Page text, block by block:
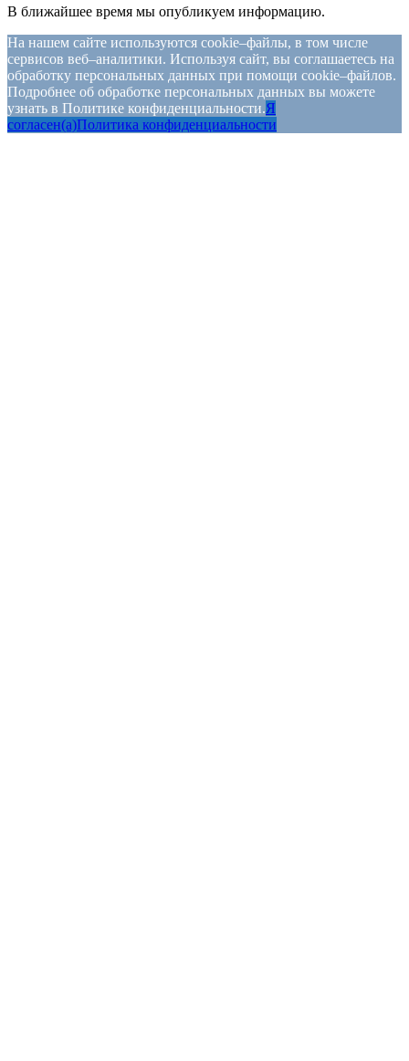
В ближайшее время мы опубликуем информацию.
На нашем сайте используются cookie–файлы, в том числе
сервисов веб–аналитики. Используя сайт, вы соглашаетесь на
обработку персональных данных при помощи cookie–файлов.
Подробнее об обработке персональных данных вы можете
узнать в Политике конфиденциальности.Я
согласен(а)Политика конфиденциальности